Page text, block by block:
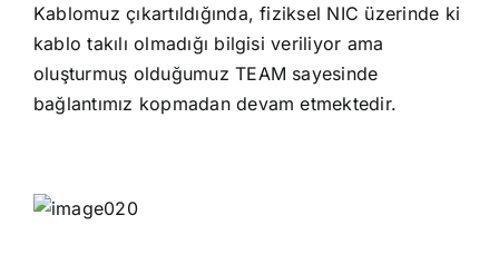
Kablomuz çıkartıldığında, fiziksel NIC üzerinde ki
kablo takılı olmadığı bilgisi veriliyor ama
oluşturmuş olduğumuz TEAM sayesinde
bağlantımız kopmadan devam etmektedir.